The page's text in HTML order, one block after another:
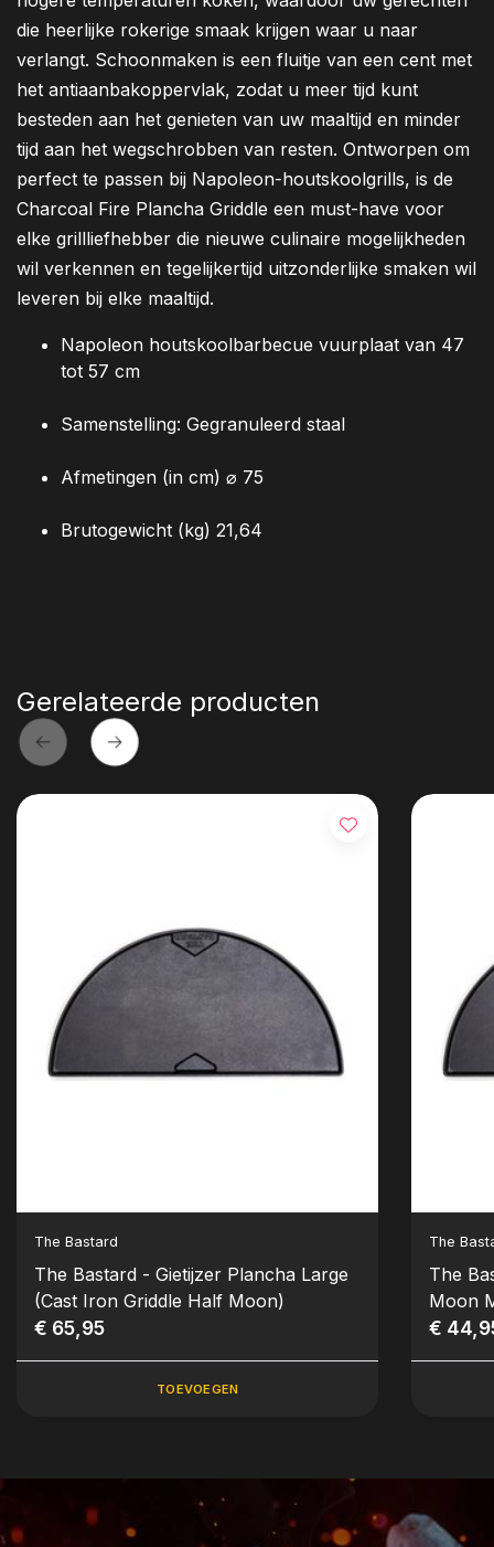
die heerlijke rokerige smaak krijgen waar u naar
verlangt. Schoonmaken is een fluitje van een cent met
het antiaanbakoppervlak, zodat u meer tijd kunt
besteden aan het genieten van uw maaltijd en minder
tijd aan het wegschrobben van resten. Ontworpen om
perfect te passen bij Napoleon-houtskoolgrills, is de
Charcoal Fire Plancha Griddle een must-have voor
elke grillliefhebber die nieuwe culinaire mogelijkheden
wil verkennen en tegelijkertijd uitzonderlijke smaken wil
leveren bij elke maaltijd.
Napoleon houtskoolbarbecue vuurplaat van 47
tot 57 cm
Samenstelling: Gegranuleerd staal
Afmetingen (in cm) ⌀ 75
Brutogewicht (kg) 21,64
Gerelateerde producten
The Bastard
The Bastard - Gietijzer Plancha Large
(Cast Iron Griddle Half Moon)
€ 65,95
TOEVOEGEN
The
The
Moon
€